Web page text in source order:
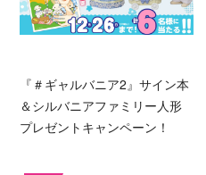
『＃ギャルバニア2』サイン本
＆シルバニアファミリー人形
プレゼントキャンペーン！